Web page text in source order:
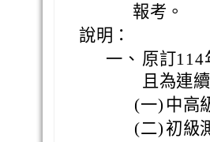
報考。
說明：
一、 原訂114
且為連
(一) 中高
(二) 初級